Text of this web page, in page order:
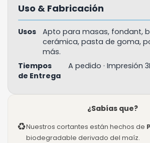
Uso & Fabricación
Usos
Apto para masas, fondant,
cerámica, pasta de goma,
más.
Tiempos
de Entrega
A pedido · Impresión
¿Sabías que?
♻Nuestros cortantes están hechos de
biodegradable derivado del maíz.